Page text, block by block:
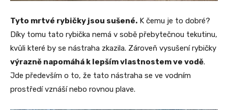
Tyto mrtvé rybičky jsou sušené. K čemu je to dobré?
Díky tomu tato rybička nemá v sobě přebytečnou tekutinu,
kvůli které by se nástraha zkazila. Zároveň vysušení rybičky
výrazně napomáhá k lepším vlastnostem ve vodě.
Jde především o to, že tato nástraha se ve vodním
prostředí vznáší nebo rovnou plave.